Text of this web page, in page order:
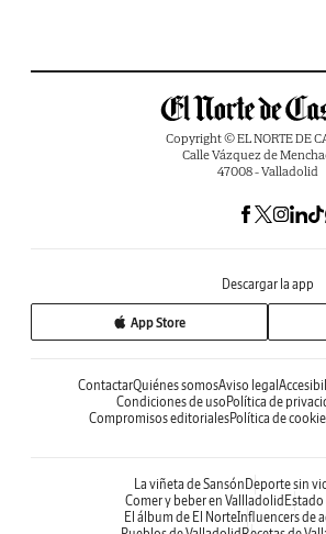
Copyright © EL NORTE DE
Calle Vázquez de
47008 - Valladolid
Descargar la app
App Store
ContactarQuiénes somosAviso legal
Condiciones de uso Política de
Compromisos editorialesPolítica de
La viñeta de Sansón Deporte sin
Comer y beber en Vallladolid
El álbum de El NorteInfluencers de